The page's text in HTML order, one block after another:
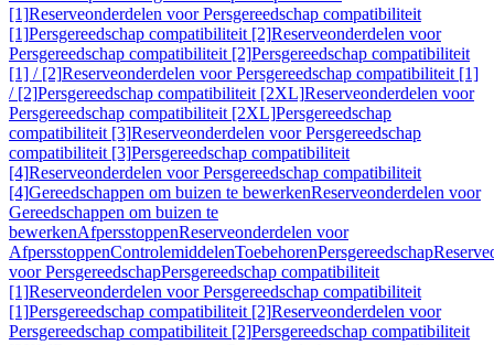
[1]Reserveonderdelen voor Persgereedschap compatibiliteit
[1]Persgereedschap compatibiliteit [2]Reserveonderdelen voor
Persgereedschap compatibiliteit [2]Persgereedschap compatibiliteit
[1] / [2]Reserveonderdelen voor Persgereedschap compatibiliteit [1]
/ [2]Persgereedschap compatibiliteit [2XL]Reserveonderdelen voor
Persgereedschap compatibiliteit [2XL]Persgereedschap
compatibiliteit [3]Reserveonderdelen voor Persgereedschap
compatibiliteit [3]Persgereedschap compatibiliteit
[4]Reserveonderdelen voor Persgereedschap compatibiliteit
[4]Gereedschappen om buizen te bewerkenReserveonderdelen voor
Gereedschappen om buizen te
bewerkenAfpersstoppenReserveonderdelen voor
AfpersstoppenControlemiddelenToebehorenPersgereedschap
voor PersgereedschapPersgereedschap compatibiliteit
[1]Reserveonderdelen voor Persgereedschap compatibiliteit
[1]Persgereedschap compatibiliteit [2]Reserveonderdelen voor
Persgereedschap compatibiliteit [2]Persgereedschap compatibiliteit